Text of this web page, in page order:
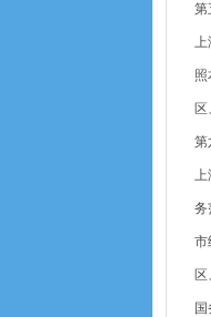
第
上
照
第
上
务
市